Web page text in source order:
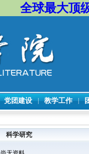
全球最大顶
党团建设 | 教学工作 |
科学研究